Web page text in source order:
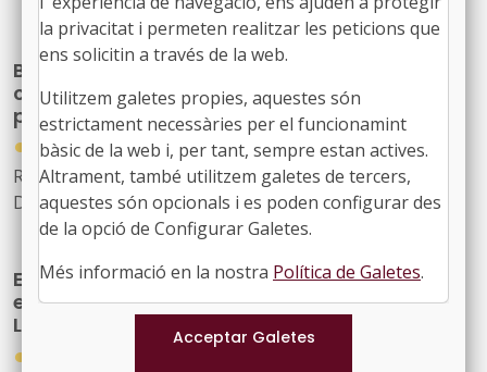
Bases de subvencions per al foment i la
consolidació dels museus i equipaments
patrimonials de l'Alt Pirineu i Aran
●
01/09/2025
Resolució TER/3011/2025, de 30 de juliol, publicada al
DOGC núm. 9470, de 04/08/2025
Es destinen 2,9 milions d’euros per ampliar
els fons de les biblioteques del Sistema de
Lectura Pública de Catalunya
●
la privacitat i permeten realitzar les peticions que
ens solicitin a través de la web.
Utilitzem galetes propies, aquestes són
estrictament necessàries per el funcionamint
bàsic de la web i, per tant, sempre estan actives.
Altrament, també utilitzem galetes de tercers,
aquestes són opcionals i es poden configurar des
de la opció de Configurar Galetes.
Més informació en la nostra Política de Galetes.